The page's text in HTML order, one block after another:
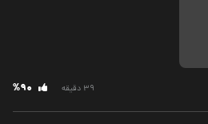
39 دقیقه %90